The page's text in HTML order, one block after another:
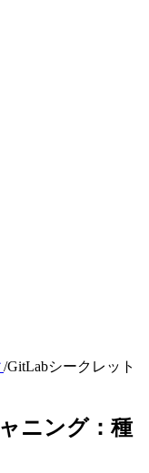
/GitLabシークレット
ニング：種